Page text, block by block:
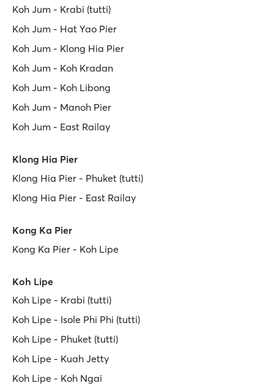
Koh Jum - Krabi (tutti)
Koh Jum - Hat Yao Pier
Koh Jum - Klong Hia Pier
Koh Jum - Koh Kradan
Koh Jum - Koh Libong
Koh Jum - Manoh Pier
Koh Jum - East Railay
Klong Hia Pier
Klong Hia Pier - Phuket (tutti)
Klong Hia Pier - East Railay
Kong Ka Pier
Kong Ka Pier - Koh Lipe
Koh Lipe
Koh Lipe - Krabi (tutti)
Koh Lipe - Isole Phi Phi (tutti)
Koh Lipe - Phuket (tutti)
Koh Lipe - Kuah Jetty
Koh Lipe - Koh Ngai